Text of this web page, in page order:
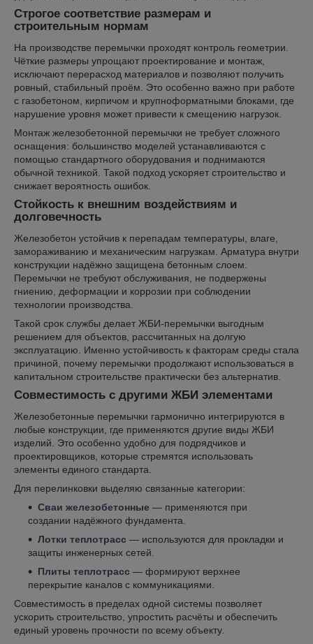
Строгое соответствие размерам и
строительным нормам
На производстве перемычки проходят контроль геометрии.
Чёткие размеры упрощают проектирование и монтаж,
исключают перерасход материалов и позволяют получить
ровный, стабильный проём. Это особенно важно при работе
с газобетоном, кирпичом и крупноформатными блоками, где
нарушение уровня может привести к смещению нагрузок.
Монтаж железобетонной перемычки не требует сложного
оснащения: большинство моделей устанавливаются с
помощью стандартного оборудования и поднимаются
обычной техникой. Такой подход ускоряет строительство и
снижает вероятность ошибок.
Стойкость к внешним воздействиям и
долговечность
Железобетон устойчив к перепадам температуры, влаге,
замораживанию и механическим нагрузкам. Арматура внутри
конструкции надёжно защищена бетонным слоем.
Перемычки не требуют обслуживания, не подвержены
гниению, деформации и коррозии при соблюдении
технологии производства.
Такой срок службы делает ЖБИ-перемычки выгодным
решением для объектов, рассчитанных на долгую
эксплуатацию. Именно устойчивость к факторам среды стала
причиной, почему перемычки продолжают использоваться в
капитальном строительстве практически без альтернатив.
Совместимость с другими ЖБИ элементами
Железобетонные перемычки гармонично интегрируются в
любые конструкции, где применяются другие виды ЖБИ
изделий. Это особенно удобно для подрядчиков и
проектировщиков, которые стремятся использовать
элементы единого стандарта.
Для перелинковки выделяю связанные категории:
Сваи железобетонные — применяются при
создании надёжного фундамента.
Лотки теплотрасс — используются для прокладки и
защиты инженерных сетей.
Плиты теплотрасс — формируют верхнее
перекрытие каналов с коммуникациями.
Совместимость в пределах одной системы позволяет
ускорить строительство, упростить расчёты и обеспечить
единый уровень прочности по всему объекту.